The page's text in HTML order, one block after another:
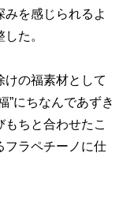
みを感じられるよ
た。
けの福素材として
”にちなんであずき
ちと合わせたこ
フラペチーノに仕